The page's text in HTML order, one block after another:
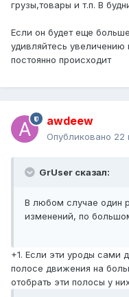
грузы,товары и т.п. В
Если он будет еще
удивляйтесь увеличению
постоянно происходит
awdeew
Опубликовано 22
GrUser сказал:
В любом случае один
изменений, по
+1. Если эти уроды сами
полосе движения на
отобрать эти полосы у